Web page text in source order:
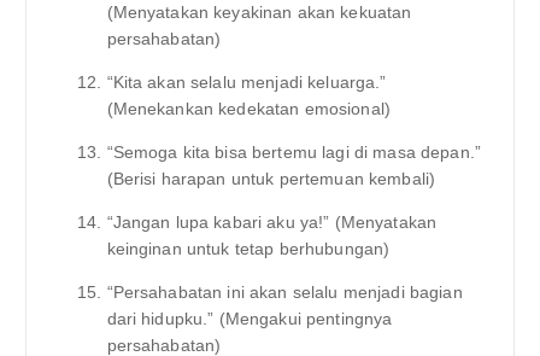
(Menyatakan keyakinan akan kekuatan
persahabatan)
“Kita akan selalu menjadi keluarga.”
(Menekankan kedekatan emosional)
“Semoga kita bisa bertemu lagi di masa depan.”
(Berisi harapan untuk pertemuan kembali)
“Jangan lupa kabari aku ya!” (Menyatakan
keinginan untuk tetap berhubungan)
“Persahabatan ini akan selalu menjadi bagian
dari hidupku.” (Mengakui pentingnya
persahabatan)